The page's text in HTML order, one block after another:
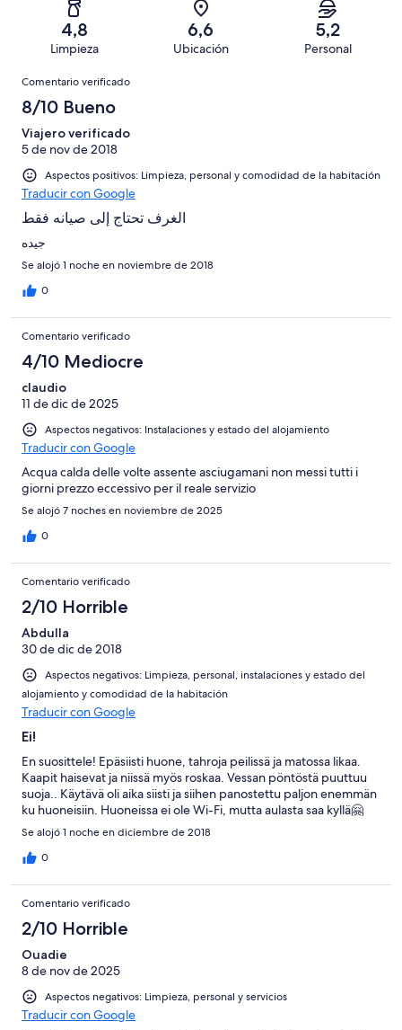
puntuación
puntuación
Bueno
puntuación
Normal
una
puntuación
Mediocre
una
puntuación
de
Horrible
4,8
Limpieza
6,6
Ubicación
5,2
Personal
Comentarios
Comentario verificado
8/10 Bueno
Viajero verificado
5 de nov de 2018
Aspectos positivos: Limpieza, personal y comodidad de la habitación
Traducir con Google
الغرف تحتاج إلى صيانه فقط
جيده
Se alojó 1 noche en noviembre de 2018
0
Comentario verificado
4/10 Mediocre
claudio
11 de dic de 2025
Aspectos negativos: Instalaciones y estado del alojamiento
Traducir con Google
Acqua calda delle volte assente asciugamani non messi tutti i
giorni prezzo eccessivo per il reale servizio
Se alojó 7 noches en noviembre de 2025
0
Comentario verificado
2/10 Horrible
Abdulla
30 de dic de 2018
Aspectos negativos: Limpieza, personal, instalaciones y estado del
alojamiento y comodidad de la habitación
Traducir con Google
Ei!
En suosittele! Epäsiisti huone, tahroja peilissä ja matossa likaa.
Kaapit haisevat ja niissä myös roskaa. Vessan pöntöstä puuttuu
suoja.. Käytävä oli aika siisti ja siihen panostettu paljon enemmän
ku huoneisiin. Huoneissa ei ole Wi-Fi, mutta aulasta saa kyllä🤗
Se alojó 1 noche en diciembre de 2018
0
Comentario verificado
2/10 Horrible
Ouadie
8 de nov de 2025
Aspectos negativos: Limpieza, personal y servicios
Traducir con Google